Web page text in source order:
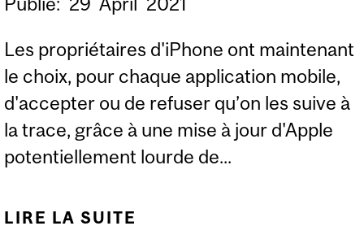
Les propriétaires d'iPhone ont maintenant
le choix, pour chaque application mobile,
d'accepter ou de refuser qu’on les suive à
la trace, grâce à une mise à jour d'Apple
potentiellement lourde de...
LIRE LA SUITE